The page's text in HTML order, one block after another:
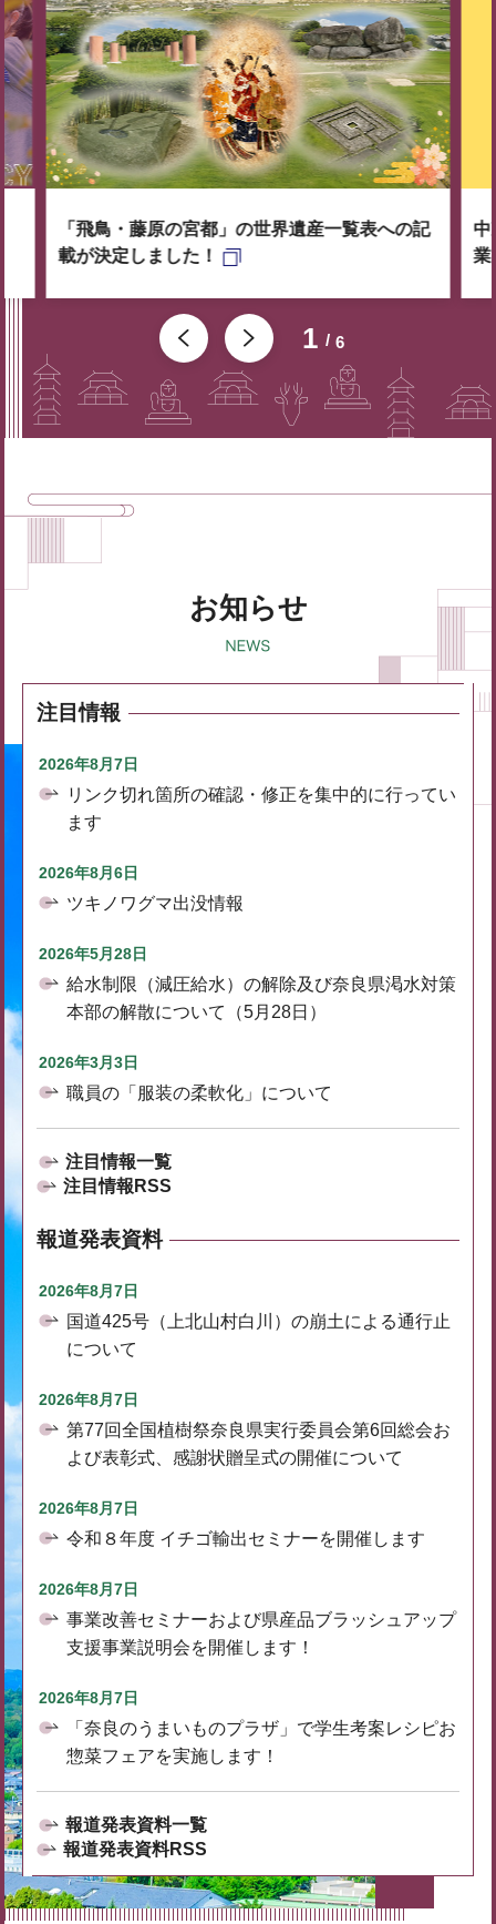
1 6
「飛鳥・藤原の宮都」の世界遺産一覧表への記
載が決定しました！
中
業
お知らせ
注目情報
2026年8月7日
リンク切れ箇所の確認・修正を集中的に行ってい
ます
2026年8月6日
ツキノワグマ出没情報
2026年5月28日
給水制限（減圧給水）の解除及び奈良県渇水対策
本部の解散について（5月28日）
2026年3月3日
職員の「服装の柔軟化」について
注目情報一覧
注目情報RSS
報道発表資料
2026年8月7日
国道425号（上北山村白川）の崩土による通行止
について
2026年8月7日
第77回全国植樹祭奈良県実行委員会第6回総会お
よび表彰式、感謝状贈呈式の開催について
2026年8月7日
令和８年度 イチゴ輸出セミナーを開催します
2026年8月7日
事業改善セミナーおよび県産品ブラッシュアップ
支援事業説明会を開催します！
2026年8月7日
「奈良のうまいものプラザ」で学生考案レシピお
惣菜フェアを実施します！
報道発表資料一覧
報道発表資料RSS